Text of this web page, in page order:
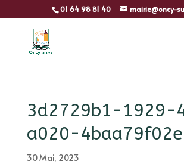
01 64 98 81 40 mairie@oncy-
3d2729b1-1929-
a020-
30 Mai, 2023